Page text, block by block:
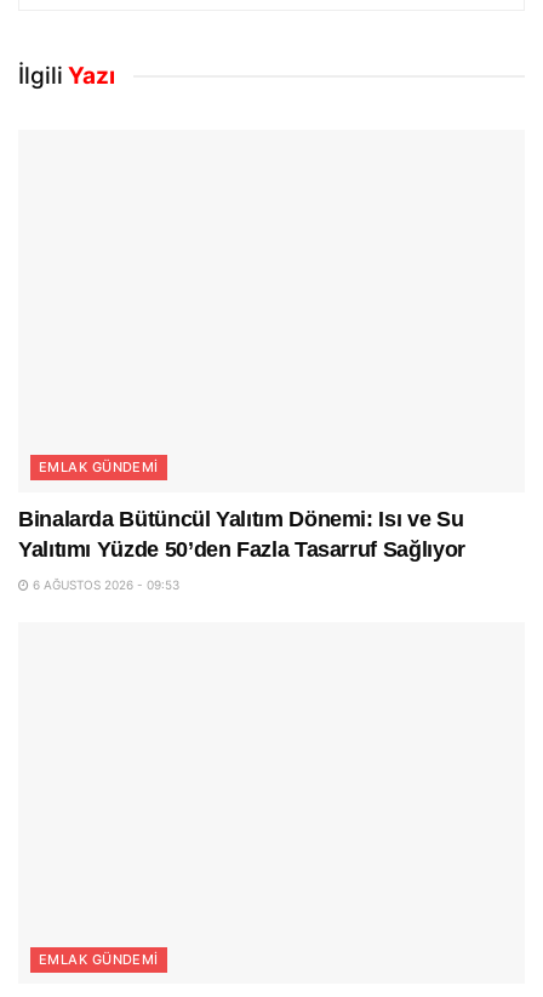
İlgili Yazı
EMLAK GÜNDEMI
Binalarda Bütüncül Yalıtım Dönemi: Isı ve Su
Yalıtımı Yüzde 50’den Fazla Tasarruf Sağlıyor
6 AĞUSTOS 2026 - 09:53
EMLAK GÜNDEMI